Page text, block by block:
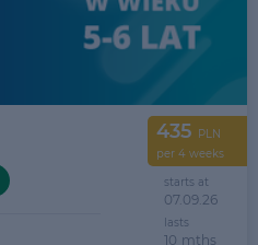
435
PLN
per 4 weeks
starts at
07.09.26
lasts
10 mths